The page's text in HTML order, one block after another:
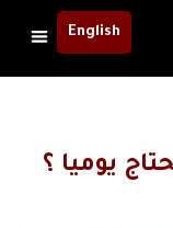
English
يوميا ؟